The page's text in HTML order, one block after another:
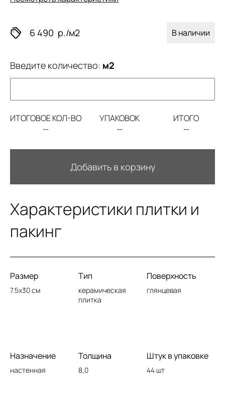
6 490 р./м2 В наличии
Введите количество: м2
ИТОГОВОЕ КОЛ-ВО
—
УПАКОВОК
—
ИТОГО
—
Добавить в корзину
Характеристики плитки и
пакинг
Размер
7.5x30 см
Тип
керамическая
плитка
Поверхность
глянцевая
Назначение
настенная
Толщина
8,0
Штук в упаковке
44 шт